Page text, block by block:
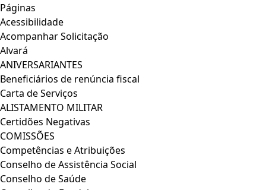
Páginas
Acessibilidade
Acompanhar Solicitação
Alvará
ANIVERSARIANTES
Beneficiários de renúncia fiscal
Carta de Serviços
ALISTAMENTO MILITAR
Certidões Negativas
COMISSÕES
Competências e Atribuições
Conselho de Assistência Social
Conselho de Saúde